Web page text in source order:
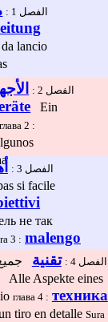
الفصل 1 :
lancio
الفصل 2 :
Ein
глава 2 :
الفصل 3 :
si facile
не так
3 : malengo
الفصل 4 : تقنية
Alle Aspekte eines
глава 4 : техника
tiro en detalle Sura